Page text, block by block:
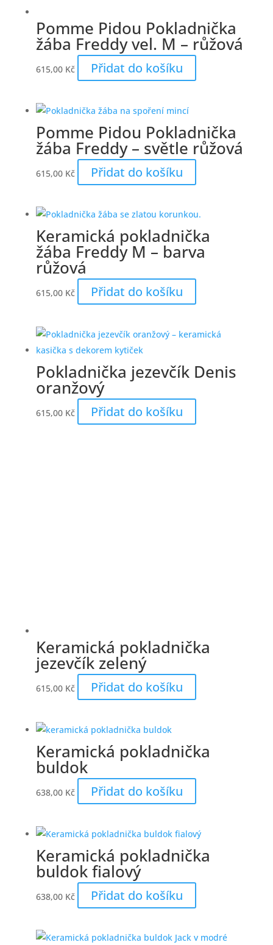
Pomme Pidou Pokladnička
žába Freddy vel. M – růžová
615,00 Kč Přidat do košíku
Pomme Pidou Pokladnička
žába Freddy – světle růžová
615,00 Kč Přidat do košíku
Keramická pokladnička
žába Freddy M – barva
růžová
615,00 Kč Přidat do košíku
Pokladnička jezevčík Denis
oranžový
615,00 Kč Přidat do košíku
Keramická pokladnička
jezevčík zelený
615,00 Kč Přidat do košíku
Keramická pokladnička
buldok
638,00 Kč Přidat do košíku
Keramická pokladnička
buldok fialový
638,00 Kč Přidat do košíku